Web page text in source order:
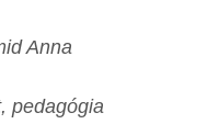
Anna
pedagógia